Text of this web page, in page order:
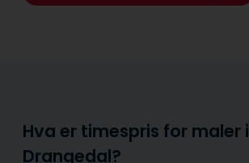
Hva er timespris for maler i
Drangedal?